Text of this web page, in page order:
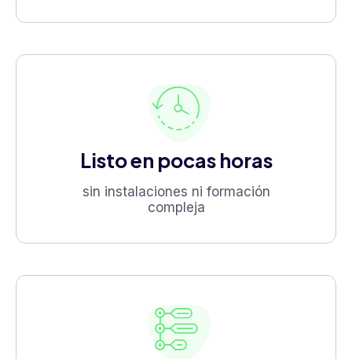
Listo en pocas horas
sin instalaciones ni formación
compleja